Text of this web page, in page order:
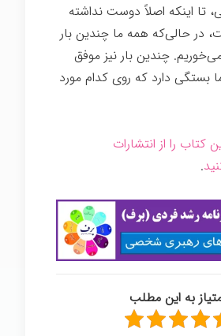
تا اینکه اصلاً دوست نداشته
در حالی‌که همه ما چندین بار
چندین بار نیز موفق
بستگی دارد که روی کدام مورد
کتاب را از انتشارات
.
به این مطلب